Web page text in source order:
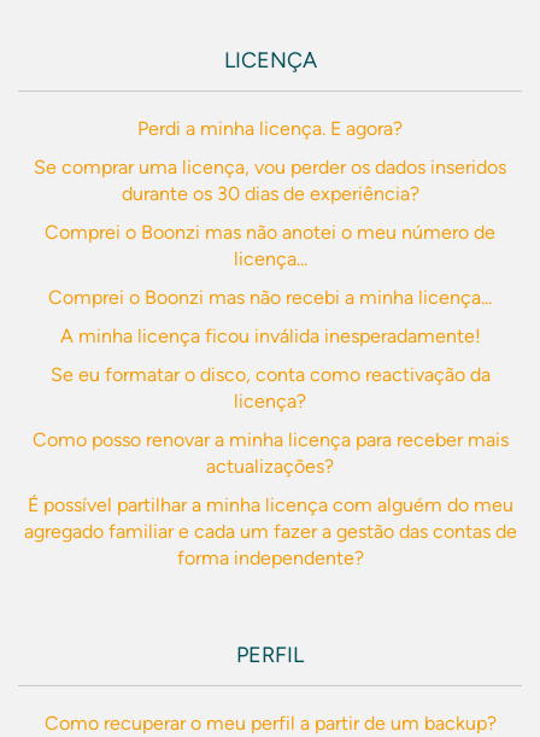
LICENÇA
Perdi a minha licença. E agora?
Se comprar uma licença, vou perder os dados inseridos
durante os 30 dias de experiência?
Comprei o Boonzi mas não anotei o meu número de
licença...
Comprei o Boonzi mas não recebi a minha licença...
A minha licença ficou inválida inesperadamente!
Se eu formatar o disco, conta como reactivação da
licença?
Como posso renovar a minha licença para receber mais
actualizações?
É possível partilhar a minha licença com alguém do meu
agregado familiar e cada um fazer a gestão das contas de
forma independente?
PERFIL
Como recuperar o meu perfil a partir de um backup?